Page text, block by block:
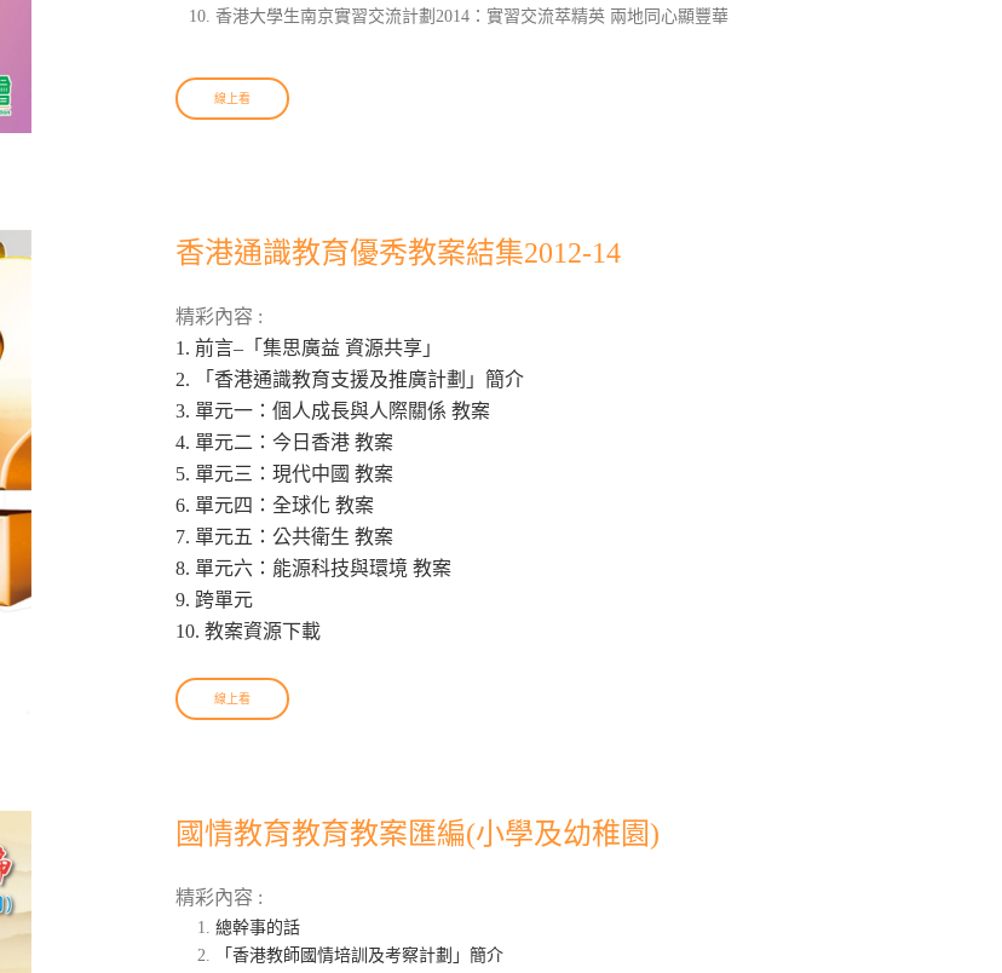
香港大學生南京實習交流計劃2014：實習交流萃精英 兩地同心顯豐華
線上看
香港通識教育優秀教案結集2012-14
精彩內容 :
1. 前言–「集思廣益 資源共享」
2. 「香港通識教育支援及推廣計劃」簡介
3. 單元一：個人成長與人際關係 教案
4. 單元二：今日香港 教案
5. 單元三：現代中國 教案
6. 單元四：全球化 教案
7. 單元五：公共衛生 教案
8. 單元六：能源科技與環境 教案
9. 跨單元
10. 教案資源下載
線上看
國情教育教育教案匯編(小學及幼稚園)
精彩內容 :
總幹事的話
「香港教師國情培訓及考察計劃」簡介